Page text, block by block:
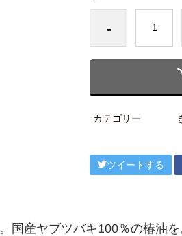
-
カテゴリー
ツイートする
国産ヤブツバキ100％の椿油を